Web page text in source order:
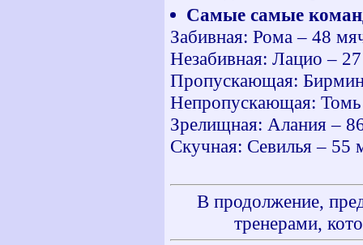
Самые самые
Забивная: Рома – 48
Незабивная: Лацио –
Пропускающая:
Непропускающая:
Зрелищная: Алания –
Скучная: Севилья – 55
В продолжение,
тренерами,